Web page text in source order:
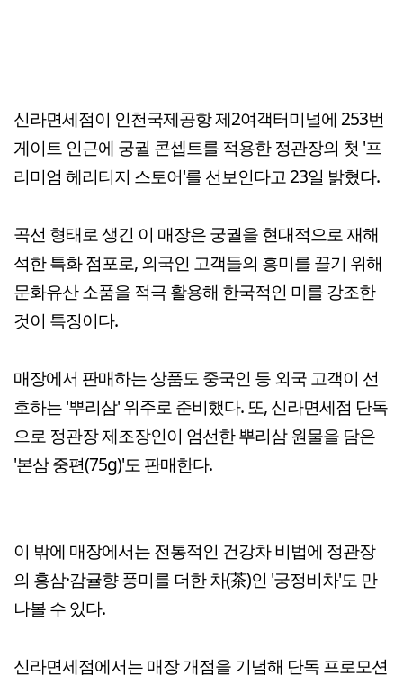
신라면세점이 인천국제공항 제2여객터미널에 253번
게이트 인근에 궁궐 콘셉트를 적용한 정관장의 첫 '프
리미엄 헤리티지 스토어'를 선보인다고 23일 밝혔다.
곡선 형태로 생긴 이 매장은 궁궐을 현대적으로 재해
석한 특화 점포로, 외국인 고객들의 흥미를 끌기 위해
문화유산 소품을 적극 활용해 한국적인 미를 강조한
것이 특징이다.
매장에서 판매하는 상품도 중국인 등 외국 고객이 선
호하는 '뿌리삼' 위주로 준비했다. 또, 신라면세점 단독
으로 정관장 제조장인이 엄선한 뿌리삼 원물을 담은
'본삼 중편(75g)'도 판매한다.
이 밖에 매장에서는 전통적인 건강차 비법에 정관장
의 홍삼·감귤향 풍미를 더한 차(茶)인 '궁정비차'도 만
나볼 수 있다.
신라면세점에서는 매장 개점을 기념해 단독 프로모션